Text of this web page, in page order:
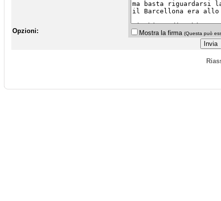
Opzioni: Mostra la firma (Questa può